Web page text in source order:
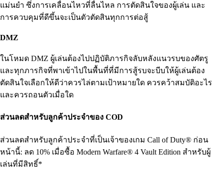
แม่นยำ ซึ่งการเคลื่อนไหวที่ลื่นไหล การตัดสินใจของผู้เล่น และ
การควบคุมที่ดีขึ้นจะเป็นตัวตัดสินทุกการต่อสู้
DMZ
ในโหมด DMZ ผู้เล่นต้องไปปฏิบัติภารกิจลับหลังแนวรบของศัตรู
และทุกภารกิจที่พาเข้าไปในพื้นที่ที่มีการสู้รบจะบีบให้ผู้เล่นต้อง
ตัดสินใจเลือกให้ดีว่าควรไล่ตามเป้าหมายใด ควรคว้าสมบัติอะไร
และควรถอนตัวเมื่อใด
ส่วนลดสำหรับลูกค้าประจำของ COD
ส่วนลดสำหรับลูกค้าประจำที่เป็นเจ้าของเกม Call of Duty® ก่อน
หน้านี้: ลด 10% เมื่อซื้อ Modern Warfare® 4 Vault Edition สำหรับผู้
เล่นที่มีสิทธิ์*